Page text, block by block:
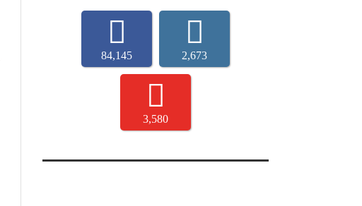
84,145 2,673
3,580